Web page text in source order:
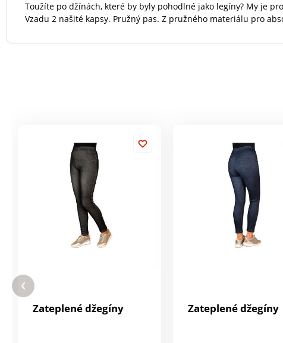
Toužíte po džínách, které by byly pohodlné jako legíny? My je
Vzadu 2 našité kapsy. Pružný pas. Z pružného materiálu pro
Zateplené džegíny Zateplené džegíny